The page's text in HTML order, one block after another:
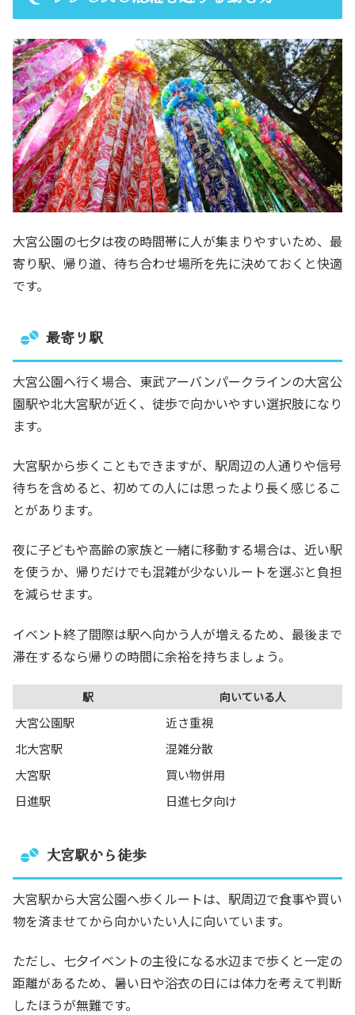
大宮公園の七夕は夜の時間帯に人が集まりやすいため、最
寄り駅、帰り道、待ち合わせ場所を先に決めておくと快適
です。
最寄り駅
大宮公園へ行く場合、東武アーバンパークラインの大宮公
園駅や北大宮駅が近く、徒歩で向かいやすい選択肢になり
ます。
大宮駅から歩くこともできますが、駅周辺の人通りや信号
待ちを含めると、初めての人には思ったより長く感じるこ
とがあります。
夜に子どもや高齢の家族と一緒に移動する場合は、近い駅
を使うか、帰りだけでも混雑が少ないルートを選ぶと負担
を減らせます。
イベント終了間際は駅へ向かう人が増えるため、最後まで
滞在するなら帰りの時間に余裕を持ちましょう。
駅 向いている人
大宮公園駅
近さ重視
北大宮駅
混雑分散
大宮駅
買い物併用
日進駅
日進七夕向け
大宮駅から徒歩
大宮駅から大宮公園へ歩くルートは、駅周辺で食事や買い
物を済ませてから向かいたい人に向いています。
ただし、七夕イベントの主役になる水辺まで歩くと一定の
距離があるため、暑い日や浴衣の日には体力を考えて判断
したほうが無難です。